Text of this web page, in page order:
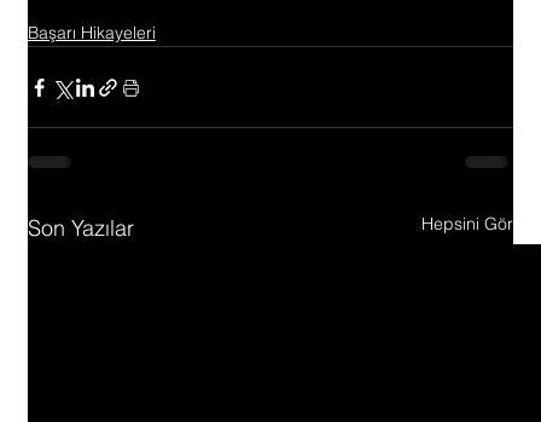
Başarı Hikayeleri
Son Yazılar Hepsini Gör